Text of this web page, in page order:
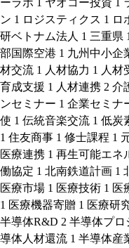
ン 1 ロジスティクス 1 ロ
研ベトナム法人 1 三重県 1
部国際空港 1 九州中小企
材交流 1 人材協力 1 人材
育成支援 1 人材連携 2 介
ンセミナー 1 企業セミナ
使 1 伝統音楽交流 1 低炭
1 住友商事 1 修士課程 1
医療連携 1 再生可能エネ
働協定 1 北南鉄道計画 1
医療市場 1 医療技術 1 医
1 医療機器寄贈 1 医療研
半導体R&D 2 半導体プロ
導体人材還流 1 半導体産